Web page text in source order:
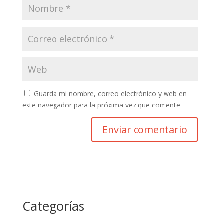
Guarda mi nombre, correo electrónico y web en
este navegador para la próxima vez que comente.
Categorías